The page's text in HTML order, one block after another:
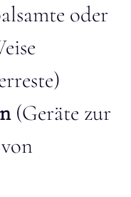
oder
(Geräte zur